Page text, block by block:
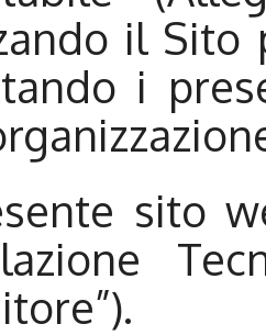
il Sito
i
sito